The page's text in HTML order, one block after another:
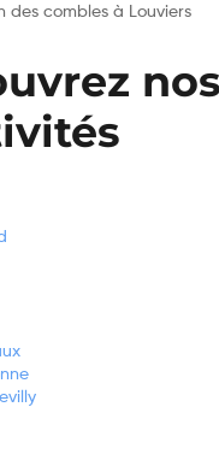
des combles à Louviers